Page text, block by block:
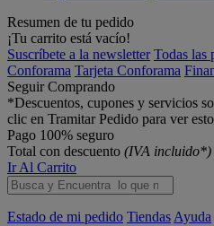
Resumen de tu pedido
¡Tu carrito está vacío!
Suscríbete a la newsletter Todas las
Conforama Tarjeta Conforama
Seguir Comprando
*Descuentos, cupones y servicios
clic en Tramitar Pedido para ver
Pago 100% seguro
Total con descuento (IVA incluido*)
Ir Al Carrito
Estado de mi pedido Tiendas Ayuda